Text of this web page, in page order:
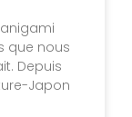
que nous
Depuis
Japon